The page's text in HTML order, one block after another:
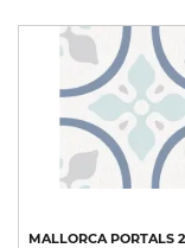
MALLORCA PORTALS